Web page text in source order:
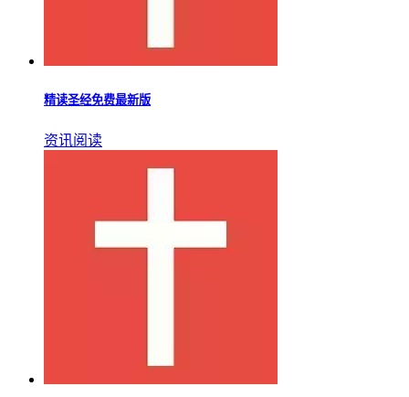
精读圣经免费最新版
资讯阅读